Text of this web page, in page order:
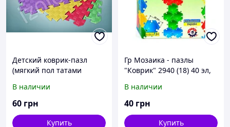
Детский коврик-пазл
(мягкий пол татами
EVA SPORT 500х500х10мм
мягкий пол коврик пазл
В наличии
60 грн
Купить
Гр Мозаика - пазлы
"Коврик" 2940 (18) 40 эл,
В наличии
40 грн
Купить